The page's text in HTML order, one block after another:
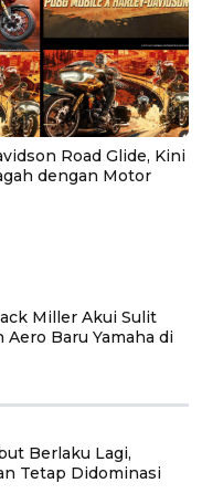
Road Glide, Kini
dengan Motor
Miller Akui Sulit
Baru Yamaha di
Berlaku Lagi,
Tetap Didominasi